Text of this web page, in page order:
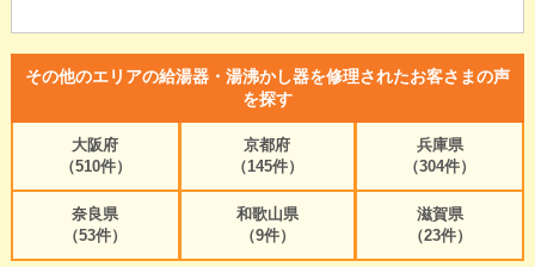
その他のエリアの給湯器・湯沸かし器を修理されたお客さまの声
を探す
大阪府
（510件）
京都府
（145件）
兵庫県
（304件）
奈良県
（53件）
和歌山県
（9件）
滋賀県
（23件）